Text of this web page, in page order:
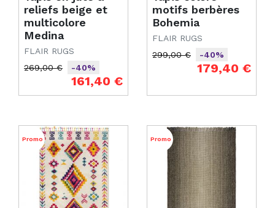
reliefs beige et
multicolore
Medina
FLAIR RUGS
Prix de base
269,00 €
-40%
161,40 €
motifs berbères
Bohemia
FLAIR RUGS
Prix de base
299,00 €
-40%
179,40 €
Promo Promo